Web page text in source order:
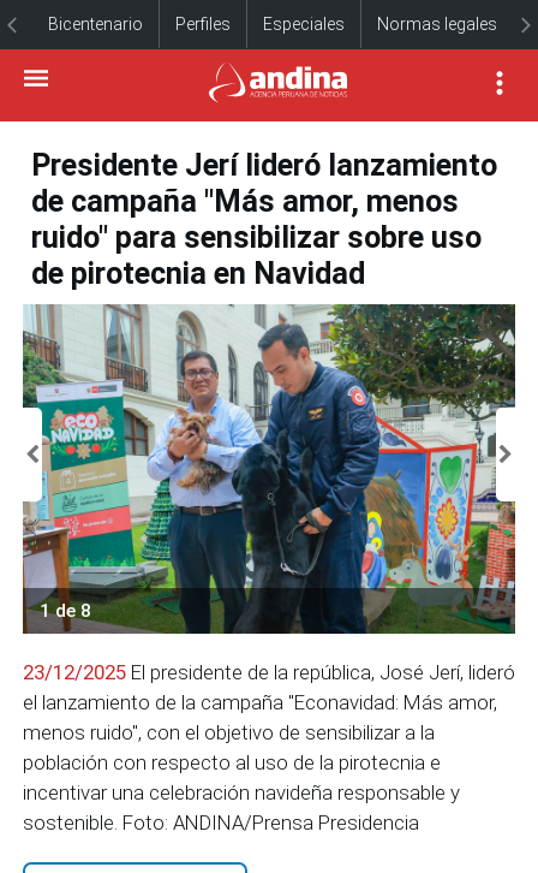
Bicentenario Perfiles Especiales Normas legales
Presidente Jerí lideró lanzamiento
de campaña "Más amor, menos
ruido" para sensibilizar sobre uso
de pirotecnia en Navidad
1 de 8
23/12/2025 El presidente de la república, José Jerí, lideró
el lanzamiento de la campaña "Econavidad: Más amor,
menos ruido", con el objetivo de sensibilizar a la
población con respecto al uso de la pirotecnia e
incentivar una celebración navideña responsable y
sostenible. Foto: ANDINA/Prensa Presidencia